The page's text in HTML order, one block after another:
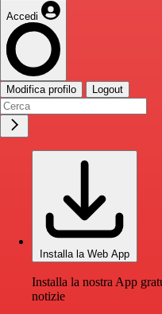
Accedi
Modifica profilo Logout
Installa la Web App
Installa la nostra App
notizie